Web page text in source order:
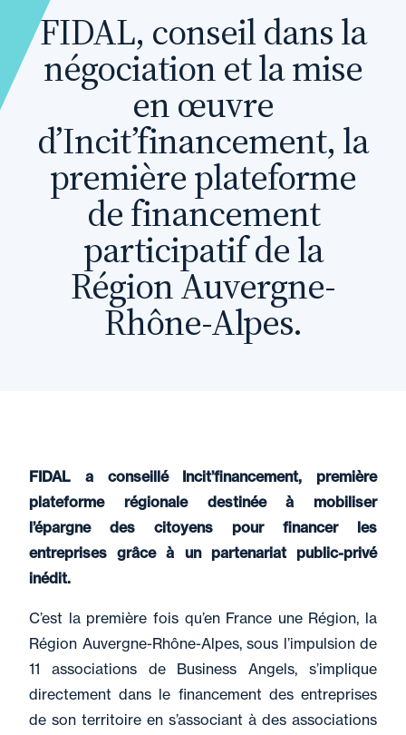
FIDAL, conseil dans la
négociation et la mise
en œuvre
d’Incit’financement, la
première plateforme
de financement
participatif de la
Région Auvergne-
Rhône-Alpes.
FIDAL a conseillé Incit’financement, première
plateforme régionale destinée à mobiliser
l’épargne des citoyens pour financer les
entreprises grâce à un partenariat public-privé
inédit.
C’est la première fois qu’en France une Région, la
Région Auvergne-Rhône-Alpes, sous l’impulsion de
11 associations de Business Angels, s’implique
directement dans le financement des entreprises
de son territoire en s’associant à des associations